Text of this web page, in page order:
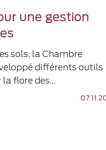
une gestion
sols, la Chambre
différents outils
flore des…